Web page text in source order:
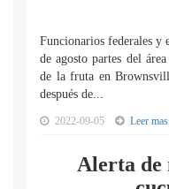
Funcionarios federales y
de agosto partes del
de la fruta en
después de...
2022-09-05 Leer
Alerta de